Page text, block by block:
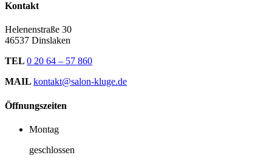
Kontakt
Helenenstraße 30
46537 Dinslaken
TEL 0 20 64 – 57 860
MAIL kontakt@salon-kluge.de
Öffnungszeiten
Montag
geschlossen